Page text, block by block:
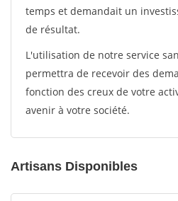
temps et demandait un
de résultat.
L'utilisation de notre service
permettra de recevoir des
fonction des creux de votre
avenir à votre société.
Artisans Disponibles